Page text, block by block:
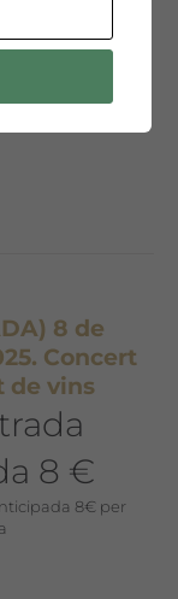
8 de
Concert
de vins
8 €
8€ per